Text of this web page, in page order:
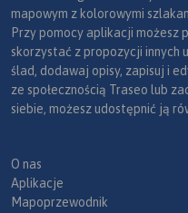
mapowym z kolorowymi
Przy pomocy aplikacji możesz
skorzystać z propozycji innych
ślad, dodawaj opisy, zapisuj i
ze społecznością Traseo lub
siebie, możesz udostępnić ją
O nas
Aplikacje
Mapoprzewodnik